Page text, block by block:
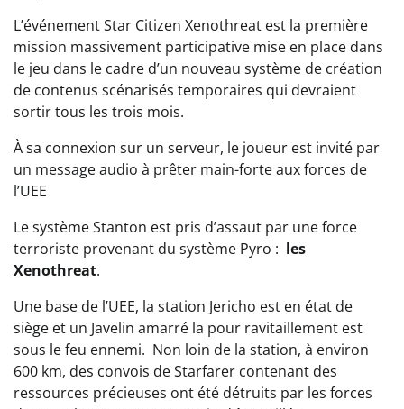
L’événement Star Citizen Xenothreat est la première
mission massivement participative mise en place dans
le jeu dans le cadre d’un nouveau système de création
de contenus scénarisés temporaires qui devraient
sortir tous les trois mois.
À sa connexion sur un serveur, le joueur est invité par
un message audio à prêter main-forte aux forces de
l’UEE
Le système Stanton est pris d’assaut par une force
terroriste provenant du système Pyro : les
Xenothreat.
Une base de l’UEE, la station Jericho est en état de
siège et un Javelin amarré la pour ravitaillement est
sous le feu ennemi. Non loin de la station, à environ
600 km, des convois de Starfarer contenant des
ressources précieuses ont été détruits par les forces